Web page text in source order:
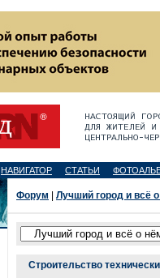
НАВИГАТОР СТАТЬИ
Форум Лучший город и всё
Строительство